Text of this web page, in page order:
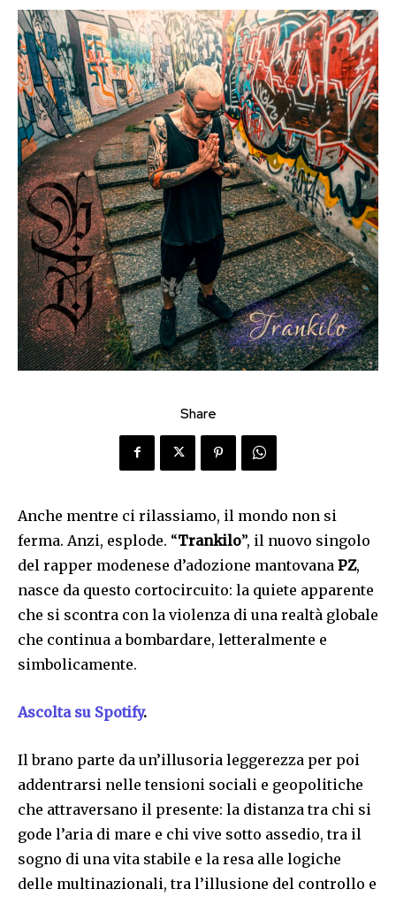
Share
Anche mentre ci rilassiamo, il mondo non si
ferma. Anzi, esplode. “Trankilo”, il nuovo singolo
del rapper modenese d’adozione mantovana PZ,
nasce da questo cortocircuito: la quiete apparente
che si scontra con la violenza di una realtà globale
che continua a bombardare, letteralmente e
simbolicamente.
Ascolta su Spotify.
Il brano parte da un’illusoria leggerezza per poi
addentrarsi nelle tensioni sociali e geopolitiche
che attraversano il presente: la distanza tra chi si
gode l’aria di mare e chi vive sotto assedio, tra il
sogno di una vita stabile e la resa alle logiche
delle multinazionali, tra l’illusione del controllo e